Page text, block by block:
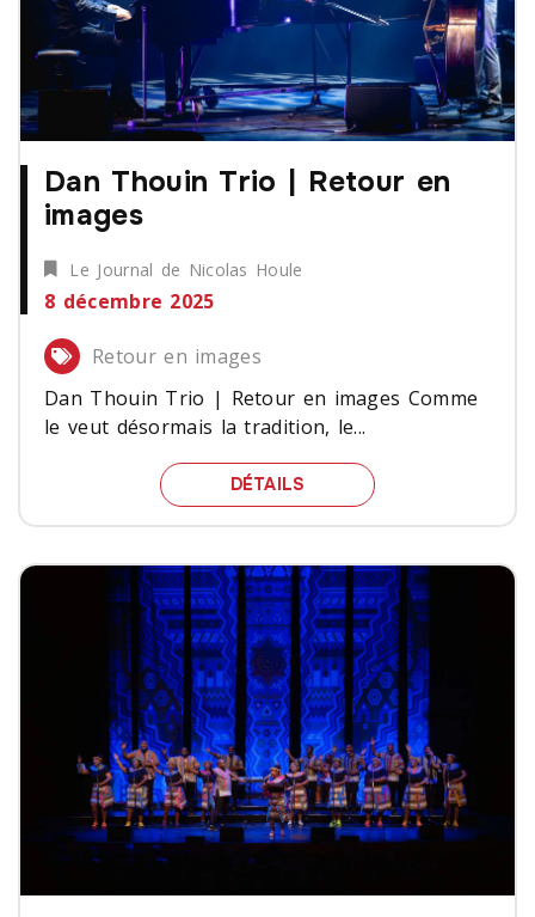
Dan Thouin Trio | Retour en
images
Le Journal de Nicolas Houle
8 décembre 2025
Retour en images
Dan Thouin Trio | Retour en images Comme
le veut désormais la tradition, le...
DÉTAILS DAN THOUIN TRIO |